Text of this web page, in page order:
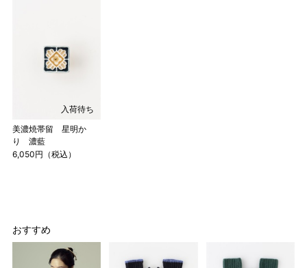
入荷待ち
美濃焼帯留 星明か
り 濃藍
6,050円（税込）
おすすめ